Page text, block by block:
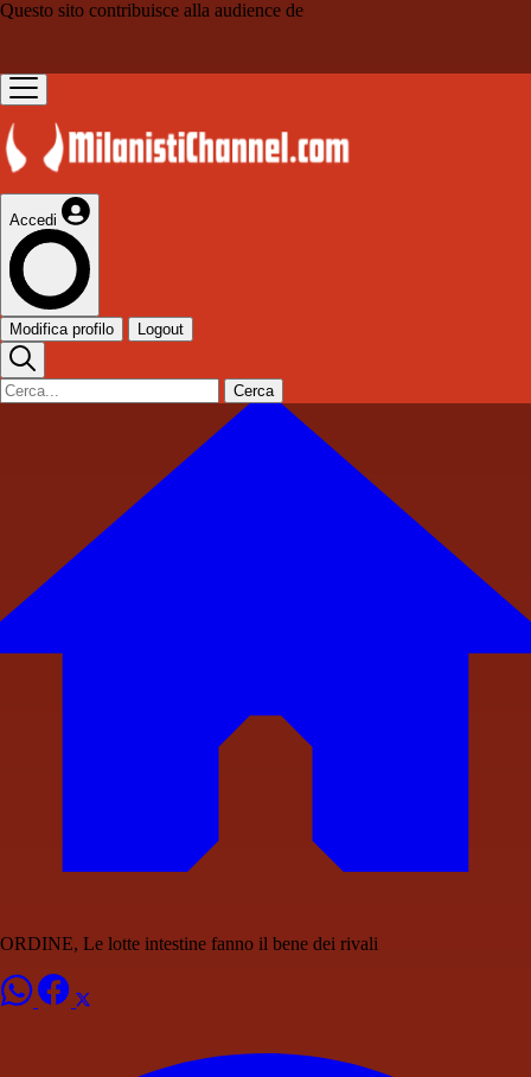
Questo sito contribuisce alla audience de
Accedi
Modifica profilo Logout
Cerca
ORDINE, Le lotte intestine fanno il bene dei rivali